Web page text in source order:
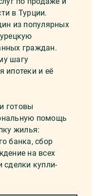
в Турции.
из популярных
граждан.
шагу
ипотеки и её
готовы
помощь
жилья:
банка, сбор
на всех
сделки купли-